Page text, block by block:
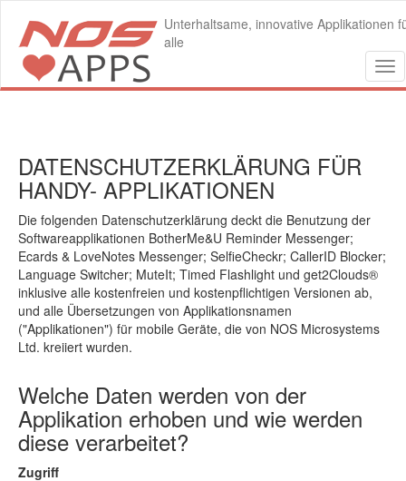
Unterhaltsame, innovative Applikationen
alle
DATENSCHUTZERKLÄRUNG FÜR
HANDY- APPLIKATIONEN
Die folgenden Datenschutzerklärung deckt die Benutzung der
Softwareapplikationen BotherMe&U Reminder Messenger;
Ecards & LoveNotes Messenger; SelfieCheckr; CallerID Blocker;
Language Switcher; MuteIt; Timed Flashlight und get2Clouds®
inklusive alle kostenfreien und kostenpflichtigen Versionen ab,
und alle Übersetzungen von Applikationsnamen
("Applikationen") für mobile Geräte, die von NOS Microsystems
Ltd. kreiiert wurden.
Welche Daten werden von der
Applikation erhoben und wie werden
diese verarbeitet?
Zugriff